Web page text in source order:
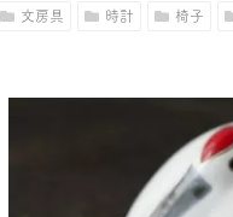
文房具 時計 椅子